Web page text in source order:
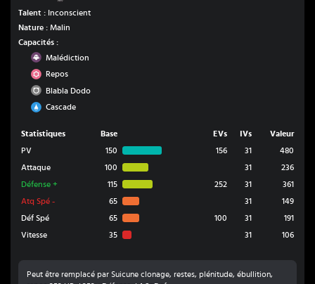
Talent : Inconscient
Nature : Malin
Capacités :
Spectre
Malédiction
PsyRepos
Normal
Blabla Dodo
Eau
Cascade
Statistiques Base EVs IVs
Valeur
PV
150 156 31
480
Attaque
100 31
236
Défense + 115 252 31
361
Atq Spé - 65 31
149
Déf Spé
65 100 31
191
Vitesse
35 31 106
Peut être remplacé par Suicune clonage, restes, plénitude, ébullition,